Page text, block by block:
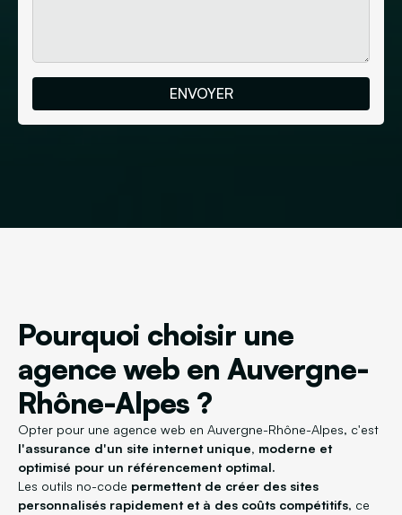
Pourquoi choisir une
agence web en Auvergne-
Rhône-Alpes ?
Opter pour une agence web en Auvergne-Rhône-Alpes, c'est
l'assurance d'un site internet unique, moderne et
optimisé pour un référencement optimal.
Les outils no-code permettent de créer des sites
personnalisés rapidement et à des coûts compétitifs, ce